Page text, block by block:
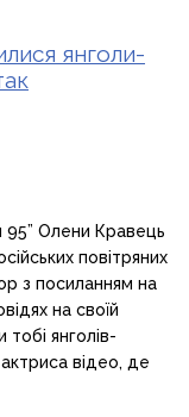
янголи-
95” Олени Кравець
повітряних
з посиланням на
на своїй
тобі янголів-
відео, де